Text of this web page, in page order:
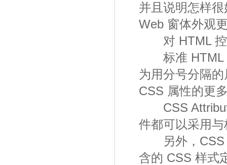
并且说明怎样
Web 窗体外观
对 HTML 控
标准 HTML
为用分号分隔
CSS 属性的更
CSS
件都可以采用
另外，CSS
含的 CSS 样式